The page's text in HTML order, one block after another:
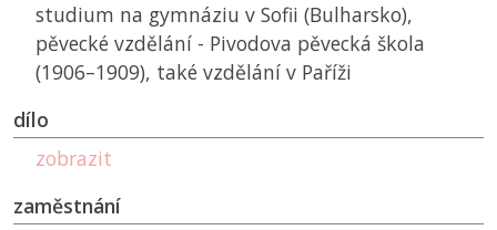
studium na gymnáziu v Sofii (Bulharsko),
pěvecké vzdělání - Pivodova pěvecká škola
(1906–1909), také vzdělání v Paříži
dílo
zobrazit
zaměstnání